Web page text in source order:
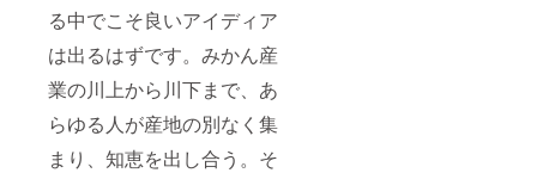
る中でこそ良いアイディア
は出るはずです。みかん産
業の川上から川下まで、あ
らゆる人が産地の別なく集
まり、知恵を出し合う。そ